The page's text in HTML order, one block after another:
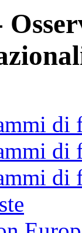
di
di
di